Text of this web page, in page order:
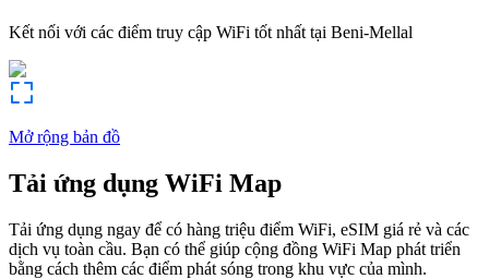
Kết nối với các điểm truy cập WiFi tốt nhất tại Beni-Mellal
Mở rộng bản đồ
Tải ứng dụng WiFi Map
Tải ứng dụng ngay để có hàng triệu điểm WiFi, eSIM giá rẻ và các
dịch vụ toàn cầu. Bạn có thể giúp cộng đồng WiFi Map phát triển
bằng cách thêm các điểm phát sóng trong khu vực của mình.